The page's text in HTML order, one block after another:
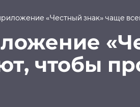
«Честный знак» чаще
чтобы